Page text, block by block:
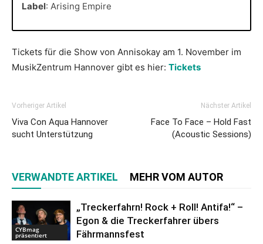
Label: Arising Empire
Tickets für die Show von Annisokay am 1. November im
MusikZentrum Hannover gibt es hier: Tickets
Vorheriger Artikel
Viva Con Aqua Hannover
sucht Unterstützung
Nächster Artikel
Face To Face – Hold Fast
(Acoustic Sessions)
VERWANDTE ARTIKEL MEHR VOM AUTOR
CYBmag
präsentiert
„Treckerfahrn! Rock + Roll! Antifa!“ –
Egon & die Treckerfahrer übers
Fährmannsfest